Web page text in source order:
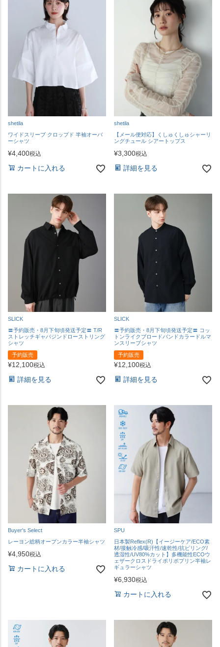
shetila
ワイドスリーブ クロップド 半袖オーバ
ーシャツ
¥4,400税込
カートに入れる
shetila
【メール便対応】くしゅくしゅシャーリ
ングチュール シアートップス
¥3,300税込
詳細を見る
SLICK
〓予約販売・8月下旬頃発送予定〓 T/R
ストレッチギャバジンドローストリング
シャツ
予約販売
¥12,100税込
詳細を見る
SLICK
〓予約販売・8月下旬頃発送予定〓 コッ
トンライクブロードバンドカラードルマ
ンスリーブシャツ
予約販売
¥12,100税込
詳細を見る
Buyer's Select
レーヨン総柄オープンカラー半袖シャツ
¥4,950税込
カートに入れる
SPU
日本製Reflex(R)【イージーケア/ECO素
材/接触冷感/吸汗性/速乾性/抗ピリング/
透湿性/UV80%カット】多機能性ECOウ
ェザークロスドライポリポプリン半袖レ
ギュラーシャツ
¥6,930税込
カートに入れる